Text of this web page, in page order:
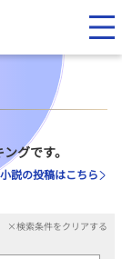
グです。
小説の投稿はこちら
×検索条件をクリアする